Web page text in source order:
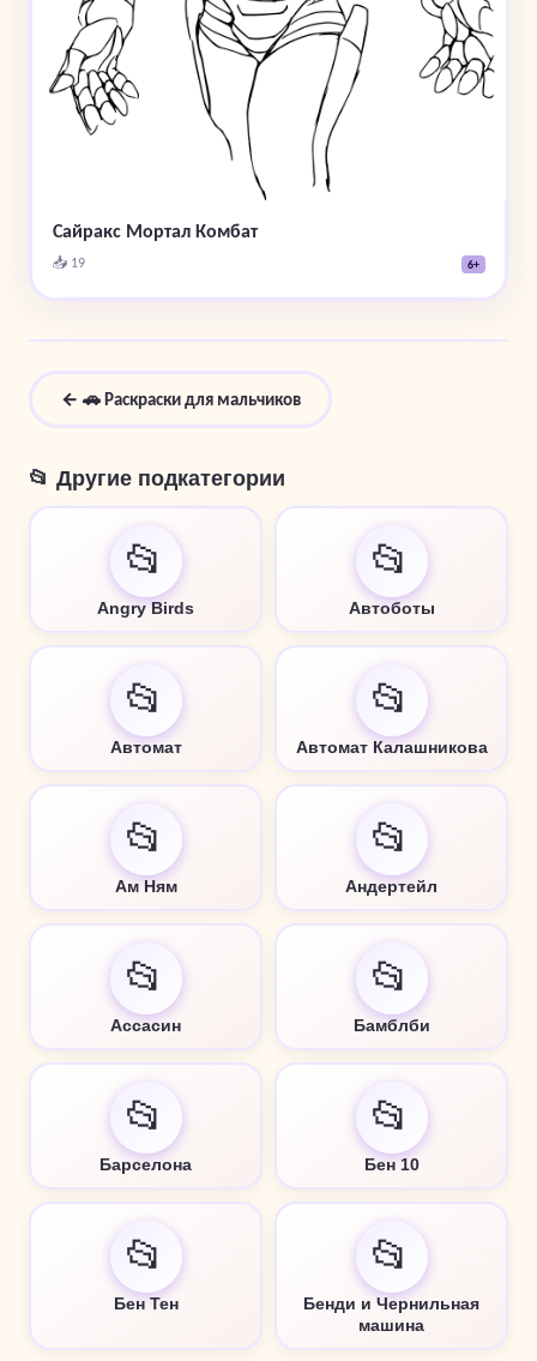
Сайракс Мортал Комбат
📥 19 6+
← 🚗 Раскраски для мальчиков
📂 Другие подкатегории
📂
Angry Birds
📂
Автоботы
📂
Автомат
📂
Автомат Калашникова
📂
Ам Ням
📂
Андертейл
📂
Ассасин
📂
Бамблби
📂
Барселона
📂
Бен 10
📂
Бен Тен
📂
Бенди и Чернильная
машина